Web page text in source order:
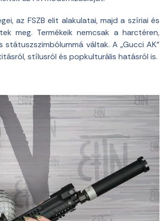
az FSZB elit alakulatai, majd a szíriai és
meg. Termékeik nemcsak a harctéren,
váltak. A „Gucci AK”
stílusról és popkulturális hatásról is.